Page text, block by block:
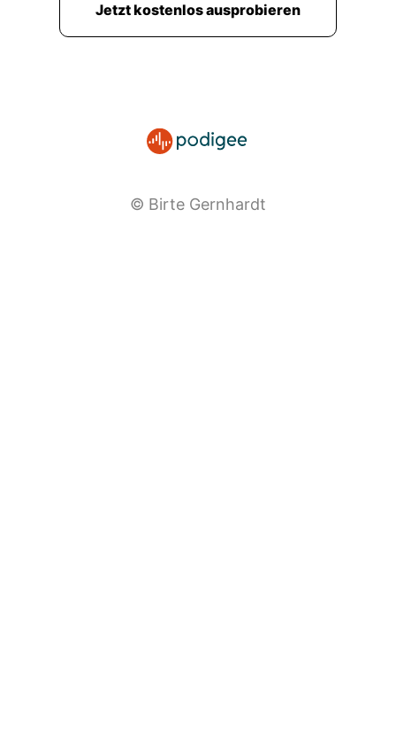
Jetzt kostenlos ausprobieren
© Birte Gernhardt